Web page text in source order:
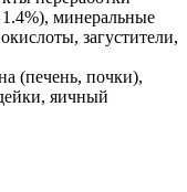
1.4%), минеральные
загустители,
(печень, почки),
яичный